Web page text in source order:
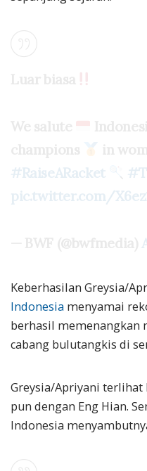
#RaiseARacket
pic.twitter.com/
Keberhasilan Greysia/
Indonesia menyamai
berhasil memenangkan
cabang bulutangkis di
Greysia/Apriyani terlihat
pun dengan Eng Hian.
Indonesia